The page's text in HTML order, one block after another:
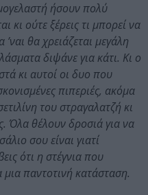
ήσουν πολύ
κι ούτε ξέρεις τι μπορεί να
θα χρειάζεται μεγάλη
διψάνε για κάτι. Κι ο
κι αυτοί οι δυο που
πιπεριές, ακόμα
του στραγαλατζή κι
Όλα θέλουν δροσιά για να
σου είναι γιατί
ότι η στέγνια που
μια παντοτινή κατάσταση.